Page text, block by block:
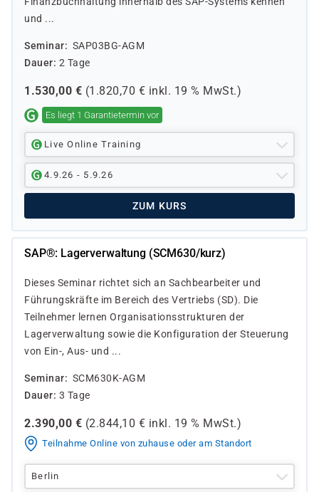
und ...
Seminar
SAP03BG-AGM
Dauer 2 Tage
1.530,00 € (1.820,70 € inkl. 19 % MwSt.)
Es liegt 1 Garantietermin vor
Live Online Training
4.9.26 - 5.9.26
ZUM KURS
SAP®: Lagerverwaltung (SCM630/kurz)
Dieses Seminar richtet sich an Sachbearbeiter und
Führungskräfte im Bereich des Vertriebs (SD). Die
Teilnehmer lernen Organisationsstrukturen der
Lagerverwaltung sowie die Konfiguration der Steuerung
von Ein-, Aus- und ...
Seminar
SCM630K-AGM
Dauer 3 Tage
2.390,00 € (2.844,10 € inkl. 19 % MwSt.)
Teilnahme Online von zuhause oder am Standort
Berlin